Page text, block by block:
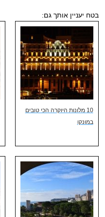
בטח יעניין אותך גם:
10 מלונות היוקרה הכי טובים
במונקו